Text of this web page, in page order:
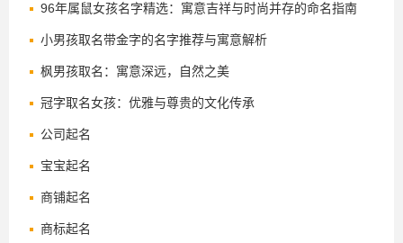
96年属鼠女孩名字精选：寓意吉祥与时尚并存的命名指南
小男孩取名带金字的名字推荐与寓意解析
枫男孩取名：寓意深远，自然之美
冠字取名女孩：优雅与尊贵的文化传承
公司起名
宝宝起名
商铺起名
商标起名